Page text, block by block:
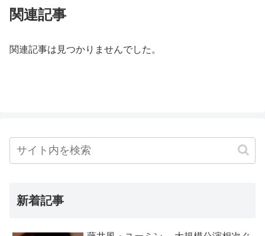
関連記事
関連記事は見つかりませんでした。
新着記事